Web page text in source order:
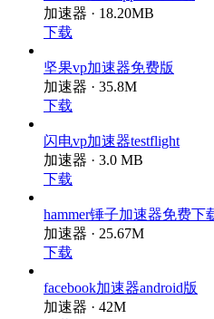
小马加速器app官网下载
下载
坚果vp加速器免费版
下载
闪电vp加速器testflight
下载
hammer锤子加速器免费下载
加速器 · 25.67M
下载